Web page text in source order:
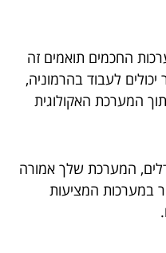
החכמים תואמים זה
לעבוד בהרמוניה,
המערכת האקולוגית
המערכת שלך אמורה
במערכות המציעות